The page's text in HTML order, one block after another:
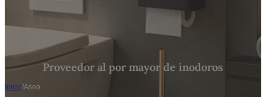
Proveedor al por mayor de inodoros
Inicio/Aseo